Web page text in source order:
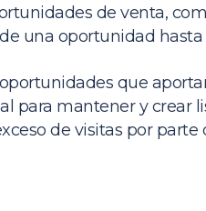
de venta,
una oportunidad hasta
que
para mantener y crear
de visitas por parte